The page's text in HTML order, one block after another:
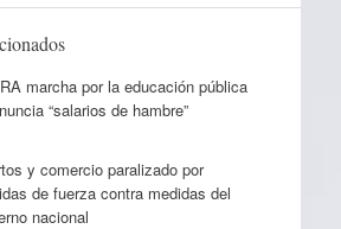
marcha por la educación pública
“salarios de hambre”
y comercio paralizado por
de fuerza contra medidas del
nacional